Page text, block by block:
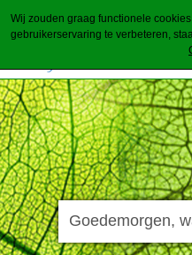
Wij zouden graag functionele
gebruikerservaring te verbeteren,